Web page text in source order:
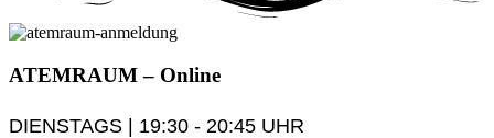
ATEMRAUM– Online
DIENSTAGS | 19:30 - 20:45 UHR